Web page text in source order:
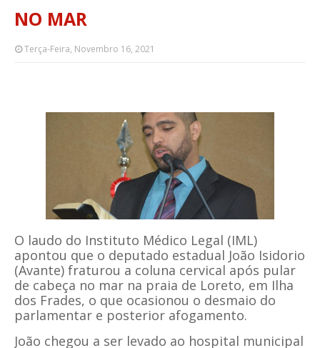
NO MAR
Terça-Feira, Novembro 16, 2021
O laudo do Instituto Médico Legal (IML)
apontou que o deputado estadual João Isidorio
(Avante) fraturou a coluna cervical após pular
de cabeça no mar na praia de Loreto, em Ilha
dos Frades, o que ocasionou o desmaio do
parlamentar e posterior afogamento.
João chegou a ser levado ao hospital municipal